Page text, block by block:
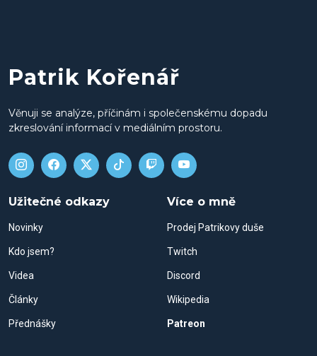
Patrik Kořenář
Věnuji se analýze, příčinám i společenskému dopadu
zkreslování informací v mediálním prostoru.
Užitečné odkazy
Novinky
Kdo jsem?
Videa
Články
Přednášky
Více o mně
Prodej Patrikovy duše
Twitch
Discord
Wikipedia
Patreon